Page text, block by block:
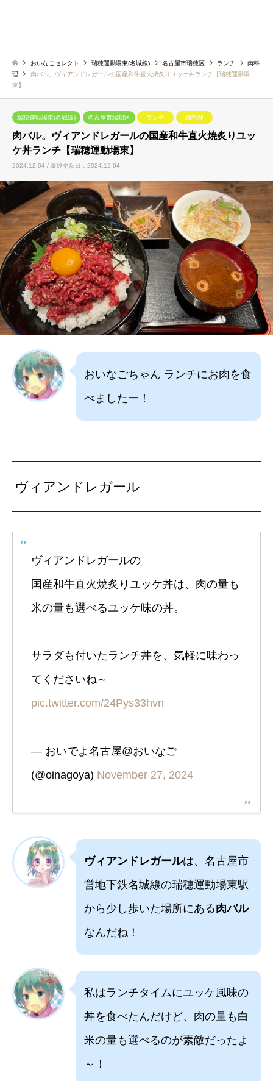
おいなごセレクト 瑞穂運動場東(名城線) 名古屋市瑞穂区 ランチ
肉料
理
肉バル。ヴィアンドレガールの国産和牛直火焼炙りユッケ丼ランチ【瑞穂運動場
東】
瑞穂運動場東(名城線) 名古屋市瑞穂区 ランチ 肉料理
肉バル。ヴィアンドレガールの国産和牛直火焼炙りユッ
ケ丼ランチ【瑞穂運動場東】
2024.12.04 / 最終更新日：2024.12.04
おいなごちゃん ランチにお肉を食
べましたー！
ヴィアンドレガール
ヴィアンドレガールの
国産和牛直火焼炙りユッケ丼は、肉の量も
米の量も選べるユッケ味の丼。
サラダも付いたランチ丼を、気軽に味わっ
てくださいね～
pic.twitter.com/24Pys33hvn
— おいでよ名古屋@おいなご
(@oinagoya) November 27, 2024
ヴィアンドレガールは、名古屋市
営地下鉄名城線の瑞穂運動場東駅
から少し歩いた場所にある肉バル
なんだね！
私はランチタイムにユッケ風味の
丼を食べたんだけど、肉の量も白
米の量も選べるのが素敵だったよ
～！